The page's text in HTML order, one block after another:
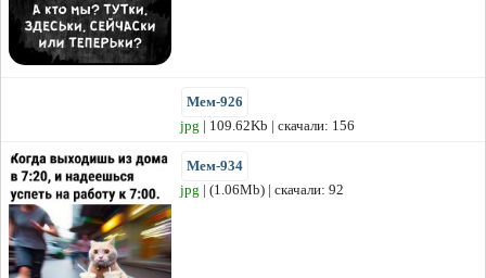
Мем-926
jpg | 109.62Kb | скачали: 156
Мем-934
jpg | (1.06Mb) | скачали: 92